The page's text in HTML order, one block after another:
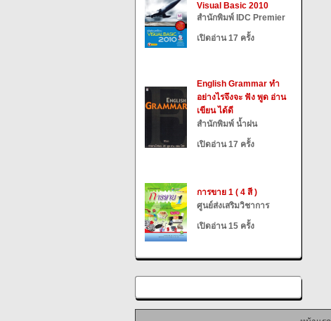
Visual Basic 2010
สำนักพิมพ์ IDC Premier
เปิดอ่าน 17 ครั้ง
English Grammar ทำ
อย่างไรจึงจะ ฟัง พูด อ่าน
เขียน ได้ดี
สำนักพิมพ์ น้ำฝน
เปิดอ่าน 17 ครั้ง
การขาย 1 ( 4 สี )
ศูนย์ส่งเสริมวิชาการ
เปิดอ่าน 15 ครั้ง